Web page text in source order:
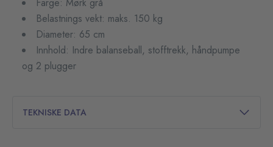
Belastnings vekt: maks. 150 kg
Diameter: 65 cm
Innhold: Indre balanseball, stofftrekk, håndpumpe
og 2 plugger
TEKNISKE DATA